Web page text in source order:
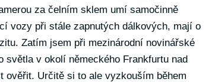
za čelním sklem umí samočinně
vozy při stále zapnutých dálkových, mají o
Zatím jsem při mezinárodní novinářské
světla v okolí německého Frankfurtu nad
ověřit. Určitě si to ale vyzkouším během